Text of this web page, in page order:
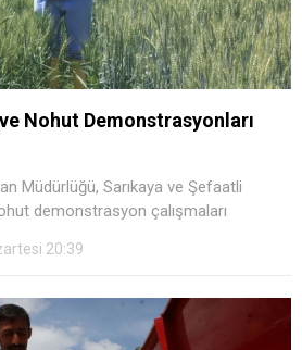
Nohut Demonstrasyonları
Müdürlüğü, Sarıkaya ve Şefaatli
demonstrasyon çalışmaları
20:39